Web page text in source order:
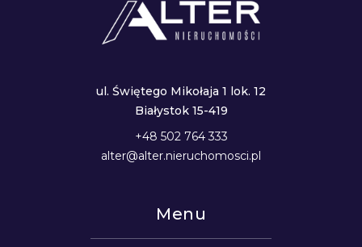
ul. Świętego Mikołaja 1 lok. 12
Białystok 15-419
+48 502 764 333
alter@alter.nieruchomosci.pl
Menu